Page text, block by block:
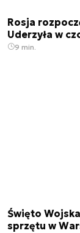
Rosja
Uderzyła w
9 min.
Święto
sprzętu w